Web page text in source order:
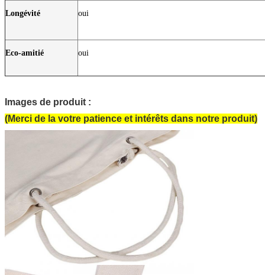
Longévité oui
Eco-amitié oui
Images de produit :
(Merci de la votre patience et intérêts dans notre produit)